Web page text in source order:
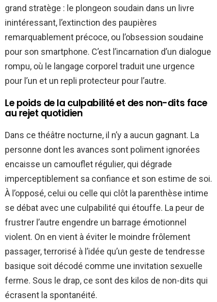
grand stratège : le plongeon soudain dans un livre
inintéressant, l’extinction des paupières
remarquablement précoce, ou l’obsession soudaine
pour son smartphone. C’est l’incarnation d’un dialogue
rompu, où le langage corporel traduit une urgence
pour l’un et un repli protecteur pour l’autre.
Le poids de la culpabilité et des non-dits face
au rejet quotidien
Dans ce théâtre nocturne, il n’y a aucun gagnant. La
personne dont les avances sont poliment ignorées
encaisse un camouflet régulier, qui dégrade
imperceptiblement sa confiance et son estime de soi.
À l’opposé, celui ou celle qui clôt la parenthèse intime
se débat avec une culpabilité qui étouffe. La peur de
frustrer l’autre engendre un barrage émotionnel
violent. On en vient à éviter le moindre frôlement
passager, terrorisé à l’idée qu’un geste de tendresse
basique soit décodé comme une invitation sexuelle
ferme. Sous le drap, ce sont des kilos de non-dits qui
écrasent la spontanéité.